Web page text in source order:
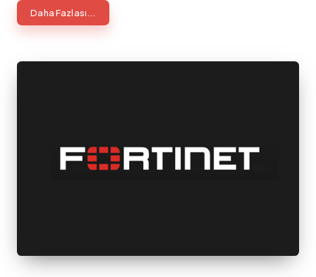
Daha Fazlası...